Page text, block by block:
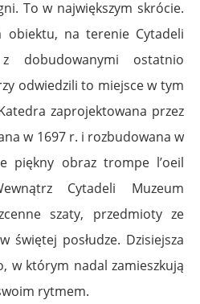
To w największym skrócie.
obiektu, na terenie Cytadeli
dobudowanymi ostatnio
odwiedzili to miejsce w tym
zaprojektowana przez
w 1697 r. i rozbudowana w
piękny obraz trompe l’oeil
Cytadeli Muzeum
szaty, przedmioty ze
świętej posłudze. Dzisiejsza
w którym nadal zamieszkują
rytmem.